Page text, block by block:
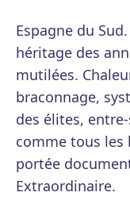
Espagne du
héritage des
mutilées.
braconnage,
des élites,
comme tous les
portée
Extraordinaire.